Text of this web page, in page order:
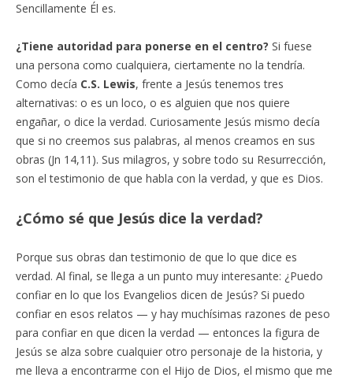
Sencillamente Él es.
¿Tiene autoridad para ponerse en el centro? Si fuese
una persona como cualquiera, ciertamente no la tendría.
Como decía C.S. Lewis, frente a Jesús tenemos tres
alternativas: o es un loco, o es alguien que nos quiere
engañar, o dice la verdad. Curiosamente Jesús mismo decía
que si no creemos sus palabras, al menos creamos en sus
obras (Jn 14,11). Sus milagros, y sobre todo su Resurrección,
son el testimonio de que habla con la verdad, y que es Dios.
¿Cómo sé que Jesús dice la verdad?
Porque sus obras dan testimonio de que lo que dice es
verdad. Al final, se llega a un punto muy interesante: ¿Puedo
confiar en lo que los Evangelios dicen de Jesús? Si puedo
confiar en esos relatos — y hay muchísimas razones de peso
para confiar en que dicen la verdad — entonces la figura de
Jesús se alza sobre cualquier otro personaje de la historia, y
me lleva a encontrarme con el Hijo de Dios, el mismo que me